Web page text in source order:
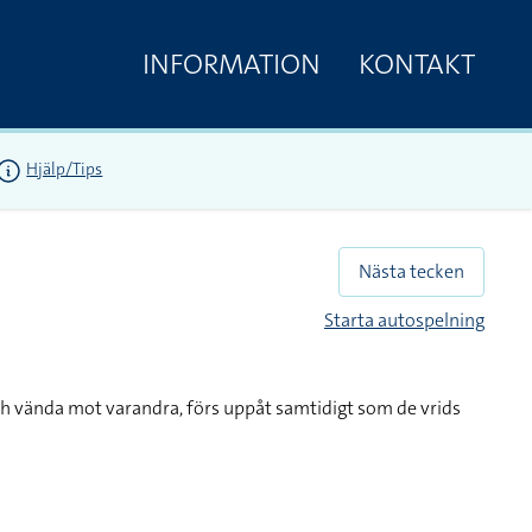
INFORMATION KONTAKT
Hjälp/Tips
Nästa tecken
Starta autospelning
vända mot varandra, förs uppåt samtidigt som de vrids